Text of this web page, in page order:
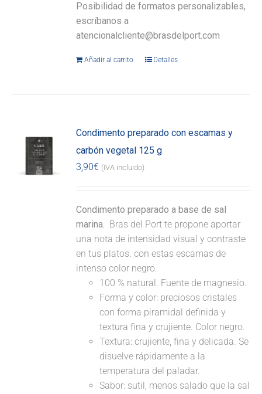
Posibilidad de formatos personalizables,
escríbanos a
atencionalcliente@brasdelport.com
Añadir al carrito Detalles
Condimento preparado con escamas y
carbón vegetal 125 g
3,90€ (IVA incluido)
Condimento preparado a base de sal
marina. Bras del Port te propone aportar
una nota de intensidad visual y contraste
en tus platos. con estas escamas de
intenso color negro.
100 % natural. Fuente de magnesio.
Forma y color: preciosos cristales
con forma piramidal definida y
textura fina y crujiente. Color negro.
Textura: crujiente, fina y delicada. Se
disuelve rápidamente a la
temperatura del paladar.
Sabor: sutil, menos salado que la sal